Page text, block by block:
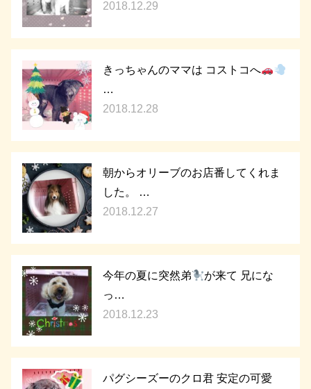
2018.12.29
きっちゃんのママは コストコへ
…
2018.12.28
朝からオリーブのお店番してくれま
した。 …
2018.12.27
今年の夏に突然弟
が来て 兄にな
っ…
2018.12.23
パグシーズーのクロ君 安定の可愛